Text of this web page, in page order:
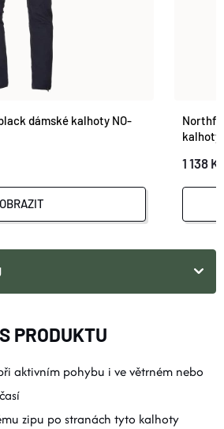
dámské kalhoty NO-
kalhoty
1 138
PRODUKTU
aktivním pohybu i ve větrném nebo
zipu po stranách tyto kalhoty